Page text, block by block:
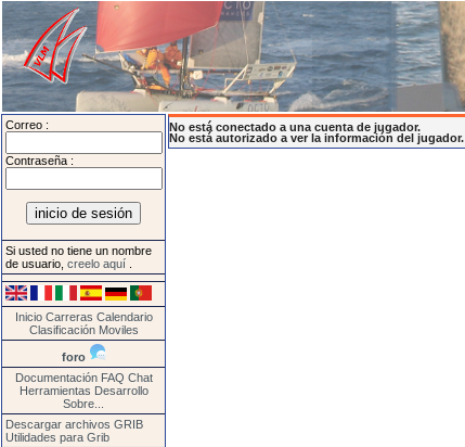
Correo :
Contraseña :
Si usted no tiene un nombre
de usuario, creelo aquí
Inicio Carreras Calendario
Clasificación Moviles
foro
Documentación FAQ Chat
Herramientas Desarrollo
Sobre...
Descargar archivos GRIB
Utilidades para Grib
No está conectado a una cuenta de jugador.
No está autorizado a ver la información del jugador.